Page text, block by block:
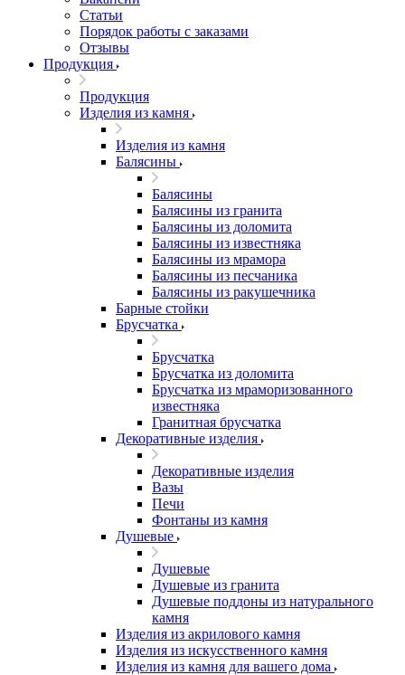
Статьи
Порядок работы с заказами
Отзывы
Продукция
Продукция
Изделия из камня
Изделия из камня
Балясины
Балясины
Балясины из гранита
Балясины из доломита
Балясины из известняка
Балясины из мрамора
Балясины из песчаника
Балясины из ракушечника
Барные стойки
Брусчатка
Брусчатка
Брусчатка из доломита
Брусчатка из мраморизованного
известняка
Гранитная брусчатка
Декоративные изделия
Декоративные изделия
Вазы
Печи
Фонтаны из камня
Душевые
Душевые
Душевые из гранита
Душевые поддоны из натурального
камня
Изделия из акрилового камня
Изделия из искусственного камня
Изделия из камня для вашего дома